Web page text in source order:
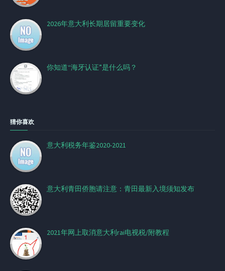
2026年意大利长期居留重要变化
你知道“海牙认证”是什么吗？
猜你喜欢
意大利税务年鉴2020-2021
意大利青田侨胞请注意：青田最新入境须知发布
2021年网上取消意大利rai电视税/附教程